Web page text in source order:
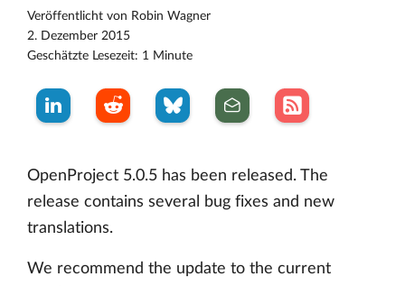
Veröffentlicht von Robin Wagner
2. Dezember 2015
Geschätzte Lesezeit: 1 Minute
OpenProject 5.0.5 has been released. The
release contains several bug fixes and new
translations.
We recommend the update to the current